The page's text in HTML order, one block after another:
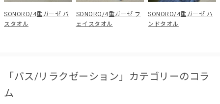
SONORO/4重ガーゼ バ
スタオル
SONORO/4重ガーゼ フ
ェイスタオル
SONORO/4重ガーゼ ハ
ンドタオル
「バス/リラクゼーション」カテゴリーのコラ
ム